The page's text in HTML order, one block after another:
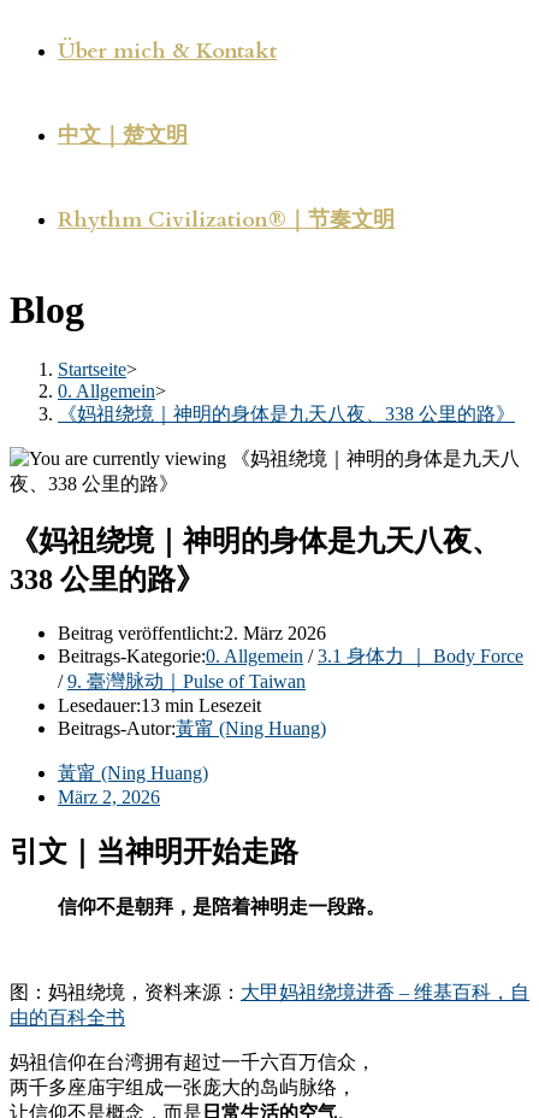
Über mich & Kontakt
中文｜楚文明
Rhythm Civilization®｜节奏文明
Blog
Startseite>
0. Allgemein>
《妈祖绕境｜神明的身体是九天八夜、338 公里的路》
《妈祖绕境｜神明的身体是九天八夜、
338 公里的路》
Beitrag veröffentlicht:2. März 2026
Beitrags-Kategorie:0. Allgemein / 3.1 身体力 ｜ Body Force
/ 9. 臺灣脉动｜Pulse of Taiwan
Lesedauer:13 min Lesezeit
Beitrags-Autor:黃甯 (Ning Huang)
黃甯 (Ning Huang)
März 2, 2026
引文｜当神明开始走路
信仰不是朝拜，是陪着神明走一段路。
图：妈祖绕境，资料来源： 大甲妈祖绕境进香 – 维基百科，自
由的百科全书
妈祖信仰在台湾拥有超过一千六百万信众，
两千多座庙宇组成一张庞大的岛屿脉络，
让信仰不是概念，而是 日常生活的空气。